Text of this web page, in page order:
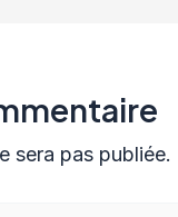
sera pas publiée.